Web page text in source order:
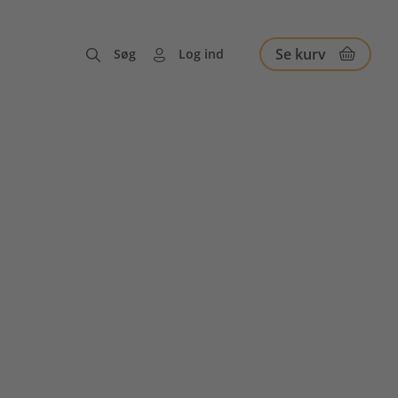
Søg Log ind Se kurv